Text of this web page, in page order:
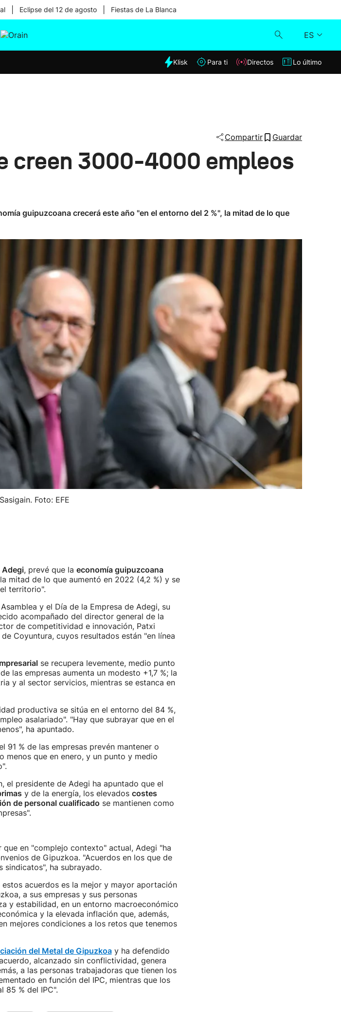
Eclipse del 12 de agosto Fiestas de La Blanca
ES
Klisk
Lo último
Klisk Para ti Directos Lo último
Compartir Guardar
creen 3000-4000 empleos
guipuzcoana crecerá este año "en el entorno del 2 %", la mitad de lo que
Foto: EFE
Adegi, prevé que la economía guipuzcoana
mitad de lo que aumentó en 2022 (4,2 %) y se
territorio".
y el Día de la Empresa de Adegi, su
acompañado del director general de la
de competitividad e innovación, Patxi
Coyuntura, cuyos resultados están "en línea
se recupera levemente, medio punto
las empresas aumenta un modesto +1,7 %; la
y al sector servicios, mientras se estanca en
productiva se sitúa en el entorno del 84 %,
asalariado". "Hay que subrayar que en el
ha apuntado.
91 % de las empresas prevén mantener o
menos que en enero, y un punto y medio
el presidente de Adegi ha apuntado que el
y de la energía, los elevados costes
de personal cualificado se mantienen como
en "complejo contexto" actual, Adegi "ha
de Gipuzkoa. "Acuerdos en los que de
ha subrayado.
acuerdos es la mejor y mayor aportación
a sus empresas y sus personas
y estabilidad, en un entorno macroeconómico
y la elevada inflación que, además,
mejores condiciones a los retos que tenemos
del Metal de Gipuzkoay ha defendido
alcanzado sin conflictividad, genera
a las personas trabajadoras que tienen los
en función del IPC, mientras que los
85 % del IPC".